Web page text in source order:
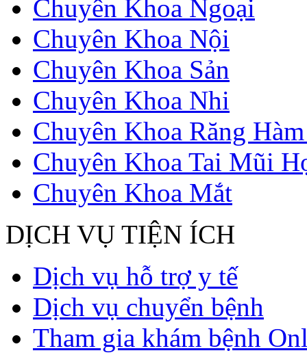
Chuyên Khoa Ngoại
Chuyên Khoa Nội
Chuyên Khoa Sản
Chuyên Khoa Nhi
Chuyên Khoa Răng
Chuyên Khoa Tai Mũi
Chuyên Khoa Mắt
DỊCH VỤ TIỆN ÍCH
Dịch vụ hỗ trợ y tế
Dịch vụ chuyển bệnh
Tham gia khám bệnh